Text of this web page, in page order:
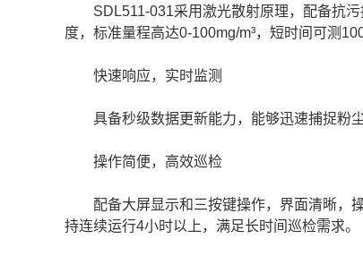
SDL511-031采用激光散射原理，配备抗污
度，标准量程高达0-100mg/m³，短时间可测
快速响应，实时监测
具备秒级数据更新能力，能够迅速捕捉粉尘
操作简便，高效巡检
配备大屏显示和三按键操作，界面清晰，操
持连续运行4小时以上，满足长时间巡检需求。